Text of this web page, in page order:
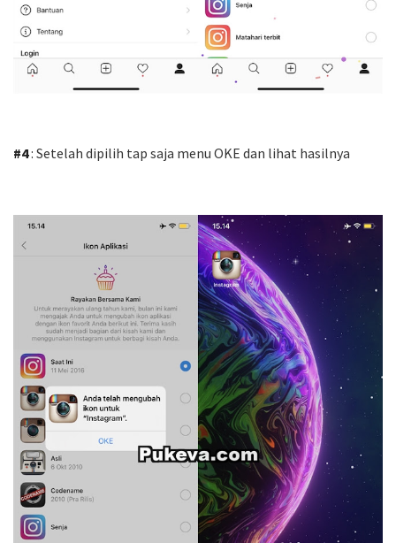
#4: Setelah dipilih tap saja menu OKE dan lihat hasilnya